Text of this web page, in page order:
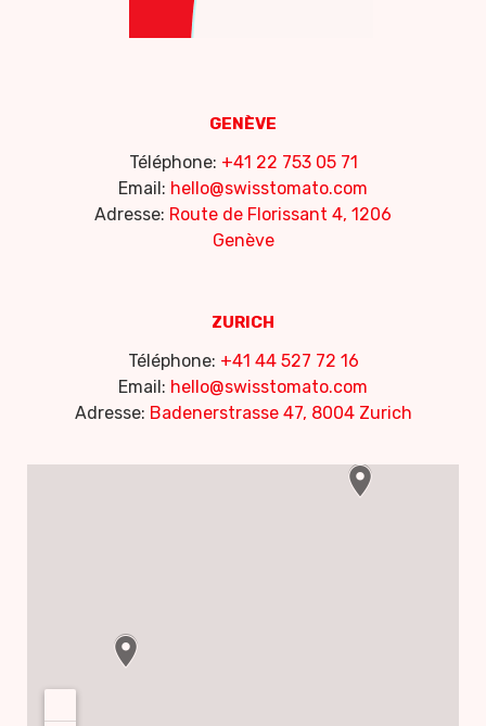
GENÈVE
Téléphone: +41 22 753 05 71
Email: hello@swisstomato.com
Adresse: Route de Florissant 4, 1206
Genève
ZURICH
Téléphone: +41 44 527 72 16
Email: hello@swisstomato.com
Adresse: Badenerstrasse 47, 8004 Zurich